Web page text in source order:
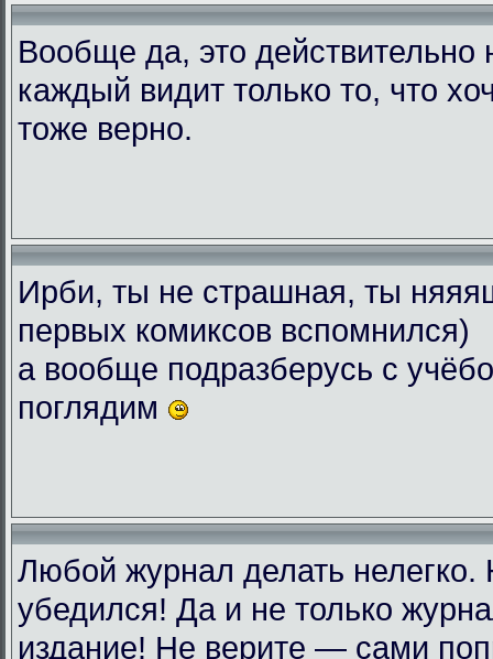
Вообще да, это действительно
каждый видит только то, что
тоже верно.
Ирби, ты не страшная, ты
первых комиксов вспомнился)
а вообще подразберусь с
поглядим
Любой журнал делать
убедился! Да и не только
издание! Не верите — сами